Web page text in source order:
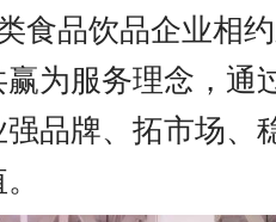
食品饮品企业相
为服务理念，通
品牌、拓市场、